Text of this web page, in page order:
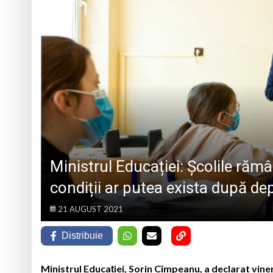
Intervenții
Parastas la
Ziua Minerului
artistice
DAS Baia Mare
Ministrul Educației: Școlile
condiții ar putea exista după
21 AUGUST 2021
Distribuie
Ministrul Educației, Sorin Cîmpeanu, a declarat